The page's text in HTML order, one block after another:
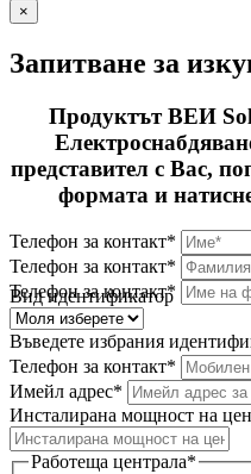
×
Запитване за
Продуктът ВЕИ
представител с Вас,
формата и
Телефон за контакт*
Телефон за контакт*
Телефон за контакт*
Вид идентификатор
Въведете избрания
Телефон за контакт*
Имейл адрес*
Инсталирана мощност на
Работеща централа*